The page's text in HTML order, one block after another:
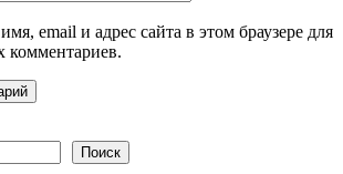
email и адрес сайта в этом браузере для
Поиск